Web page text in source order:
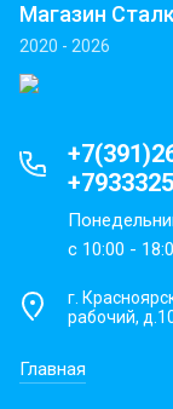
Магазин
2020 - 2026
с 10:00 -
г.
рабочий,
Главная